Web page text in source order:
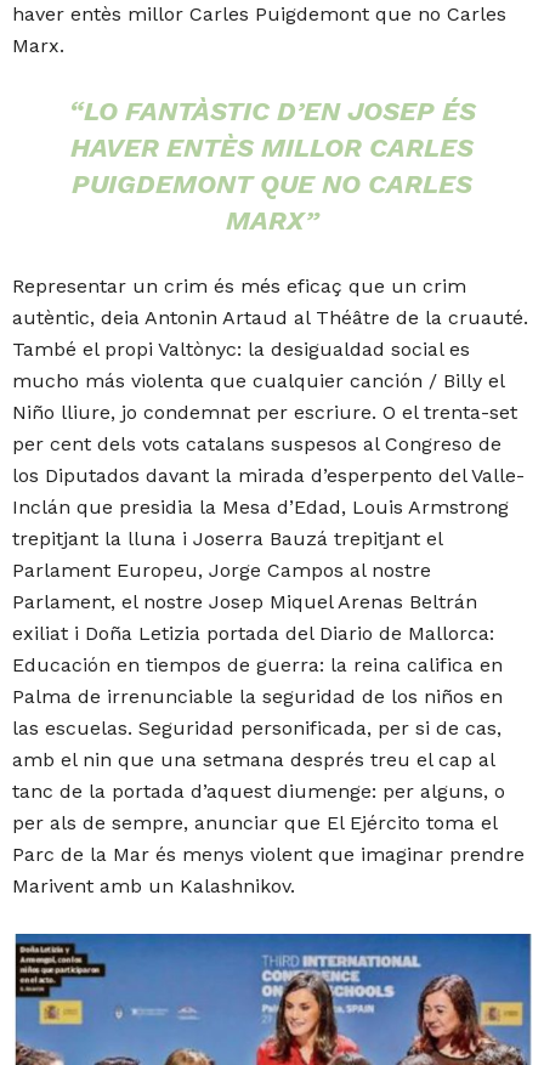
haver entès millor Carles Puigdemont que no Carles
Marx.
“LO FANTÀSTIC D’EN JOSEP ÉS
HAVER ENTÈS MILLOR CARLES
PUIGDEMONT QUE NO CARLES
MARX”
Representar un crim és més eficaç que un crim
autèntic, deia Antonin Artaud al Théâtre de la cruauté.
També el propi Valtònyc: la desigualdad social es
mucho más violenta que cualquier canción / Billy el
Niño lliure, jo condemnat per escriure. O el trenta-set
per cent dels vots catalans suspesos al Congreso de
los Diputados davant la mirada d’esperpento del Valle-
Inclán que presidia la Mesa d’Edad, Louis Armstrong
trepitjant la lluna i Joserra Bauzá trepitjant el
Parlament Europeu, Jorge Campos al nostre
Parlament, el nostre Josep Miquel Arenas Beltrán
exiliat i Doña Letizia portada del Diario de Mallorca:
Educación en tiempos de guerra: la reina califica en
Palma de irrenunciable la seguridad de los niños en
las escuelas. Seguridad personificada, per si de cas,
amb el nin que una setmana després treu el cap al
tanc de la portada d’aquest diumenge: per alguns, o
per als de sempre, anunciar que El Ejército toma el
Parc de la Mar és menys violent que imaginar prendre
Marivent amb un Kalashnikov.